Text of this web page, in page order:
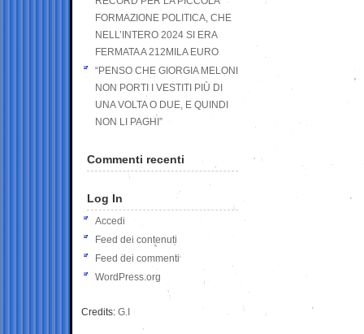
FORMAZIONE POLITICA, CHE
NELL’INTERO 2024 SI ERA
FERMATA A 212MILA EURO
“PENSO CHE GIORGIA MELONI
NON PORTI I VESTITI PIÙ DI
UNA VOLTA O DUE, E QUINDI
NON LI PAGHI”
Commenti recenti
Log In
Accedi
Feed dei contenuti
Feed dei commenti
WordPress.org
Credits: G.I